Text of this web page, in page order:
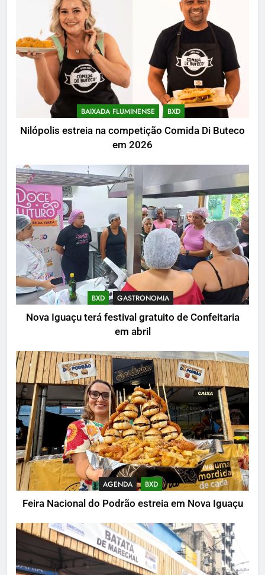
BAIXADA FLUMINENSE BXD
Nilópolis estreia na competição Comida Di Buteco
em 2026
BXD GASTRONOMIA
Nova Iguaçu terá festival gratuito de Confeitaria
em abril
AGENDA BXD
Feira Nacional do Podrão estreia em Nova Iguaçu